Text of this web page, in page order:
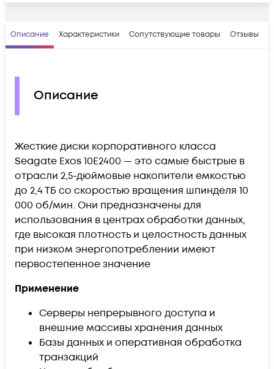
Описание Характеристики Сопутствующие товары Отзывы
Описание
Жесткие диски корпоративного класса
Seagate Exos 10E2400 — это самые быстрые в
отрасли 2,5-дюймовые накопители емкостью
до 2,4 ТБ со скоростью вращения шпинделя 10
000 об/мин. Они предназначены для
использования в центрах обработки данных,
где высокая плотность и целостность данных
при низком энергопотреблении имеют
первостепенное значение
Применение
Серверы непрерывного доступа и
внешние массивы хранения данных
Базы данных и оперативная обработка
транзакций